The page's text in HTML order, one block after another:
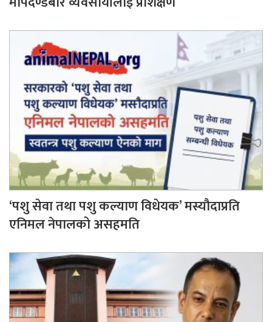
‘पशु सेवा तथा पशु कल्याण विधेयक’ मस्यौदाप्रति
एनिमल नेपालको असहमति